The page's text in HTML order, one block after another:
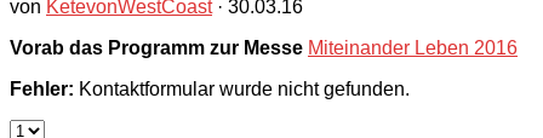
von KetevonWestCoast · 30.03.16
Vorab das Programm zur Messe Miteinander Leben 2016
Fehler: Kontaktformular wurde nicht gefunden.